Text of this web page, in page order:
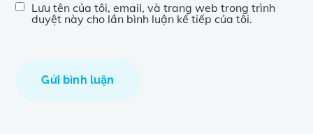
Lưu tên của tôi, email, và trang web trong trình
duyệt này cho lần bình luận kế tiếp của tôi.